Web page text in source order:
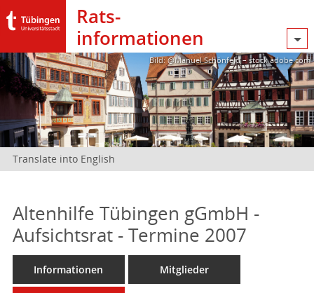
Rats­
informationen
Bild: @Manuel Schönfeld – stock.adobe.com
Translate into English
Altenhilfe Tübingen gGmbH -
Aufsichtsrat - Termine 2007
Informationen Mitglieder